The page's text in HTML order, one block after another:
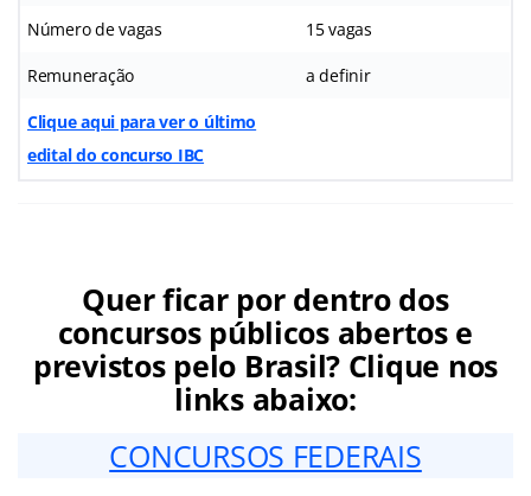
Número de vagas 15 vagas
Remuneração a definir
Clique aqui para ver o último
edital do concurso IBC
Quer ficar por dentro dos
concursos públicos abertos e
previstos pelo Brasil? Clique nos
links abaixo:
CONCURSOS FEDERAIS